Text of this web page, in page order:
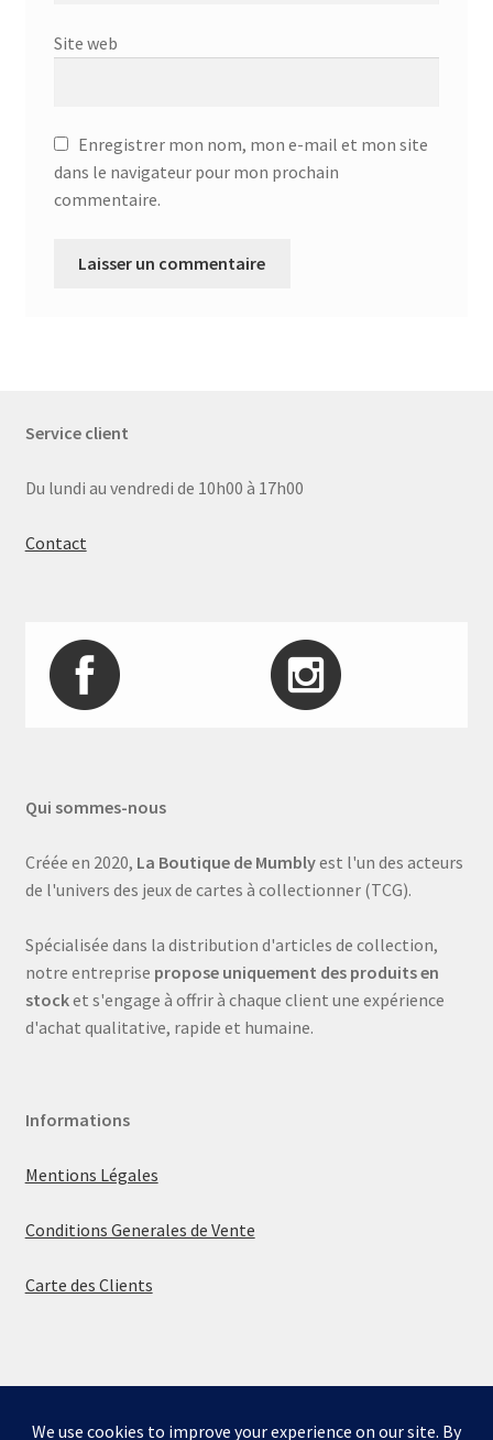
Site web
Enregistrer mon nom, mon e-mail et mon site
dans le navigateur pour mon prochain
commentaire.
Service client
Du lundi au vendredi de 10h00 à 17h00
Contact
Qui sommes-nous
Créée en 2020, La Boutique de Mumblyest l'un des acteurs
de l'univers des jeux de cartes à collectionner (TCG).
Spécialisée dans la distribution d'articles de collection,
notre entreprise propose uniquement des produits en
stocket s'engage à offrir à chaque client une expérience
d'achat qualitative, rapide et humaine.
Informations
Mentions Légales
Conditions Generales de Vente
Carte des Clients
© La boutique de Mumbly 2026